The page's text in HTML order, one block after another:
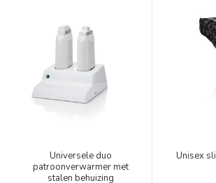
Universele duo
patroonverwarmer met
stalen behuizing
Unisex